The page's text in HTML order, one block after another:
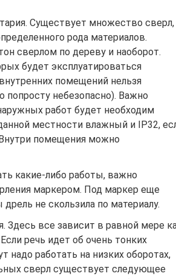
Существует множество сверл,
рода материалов.
сверлом по дереву и наоборот.
будет эксплуатироваться
помещений нельзя
небезопасно). Важно
работ будет необходим
местности влажный и IP32,
помещения можно
какие-либо работы, важно
маркером. Под маркер еще
не скользила по материалу.
Здесь все зависит в равной мере
речь идет об очень тонких
надо работать на низких оборотах,
сверл существует следующее